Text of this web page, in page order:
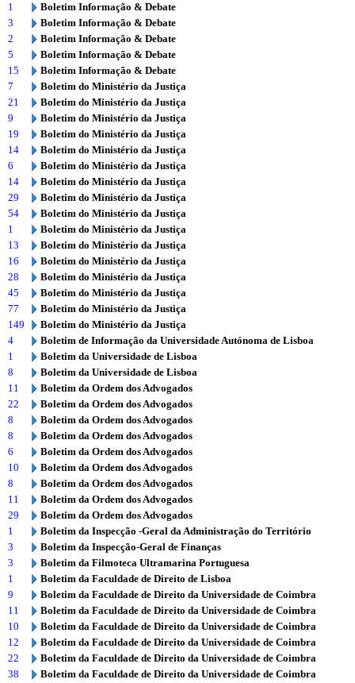
1
Boletim Informação & Debate
3
Boletim Informação & Debate
2
Boletim Informação & Debate
5
Boletim Informação & Debate
15
Boletim Informação & Debate
7
Boletim do Ministério da Justiça
21
Boletim do Ministério da Justiça
9
Boletim do Ministério da Justiça
19
Boletim do Ministério da Justiça
14
Boletim do Ministério da Justiça
6
Boletim do Ministério da Justiça
14
Boletim do Ministério da Justiça
29
Boletim do Ministério da Justiça
54
Boletim do Ministério da Justiça
1
Boletim do Ministério da Justiça
13
Boletim do Ministério da Justiça
16
Boletim do Ministério da Justiça
28
Boletim do Ministério da Justiça
45
Boletim do Ministério da Justiça
77
Boletim do Ministério da Justiça
149
Boletim do Ministério da Justiça
4
Boletim de Informação da Universidade Autónoma de Lisboa
1
Boletim da Universidade de Lisboa
8
Boletim da Universidade de Lisboa
11
Boletim da Ordem dos Advogados
22
Boletim da Ordem dos Advogados
8
Boletim da Ordem dos Advogados
8
Boletim da Ordem dos Advogados
6
Boletim da Ordem dos Advogados
10
Boletim da Ordem dos Advogados
8
Boletim da Ordem dos Advogados
11
Boletim da Ordem dos Advogados
29
Boletim da Ordem dos Advogados
1
Boletim da Inspecção -Geral da Administração do Território
3
Boletim da Inspecção-Geral de Finanças
3
Boletim da Filmoteca Ultramarina Portuguesa
1
Boletim da Faculdade de Direito de Lisboa
9
Boletim da Faculdade de Direito da Universidade de Coimbra
11
Boletim da Faculdade de Direito da Universidade de Coimbra
10
Boletim da Faculdade de Direito da Universidade de Coimbra
12
Boletim da Faculdade de Direito da Universidade de Coimbra
22
Boletim da Faculdade de Direito da Universidade de Coimbra
38
Boletim da Faculdade de Direito da Universidade de Coimbra